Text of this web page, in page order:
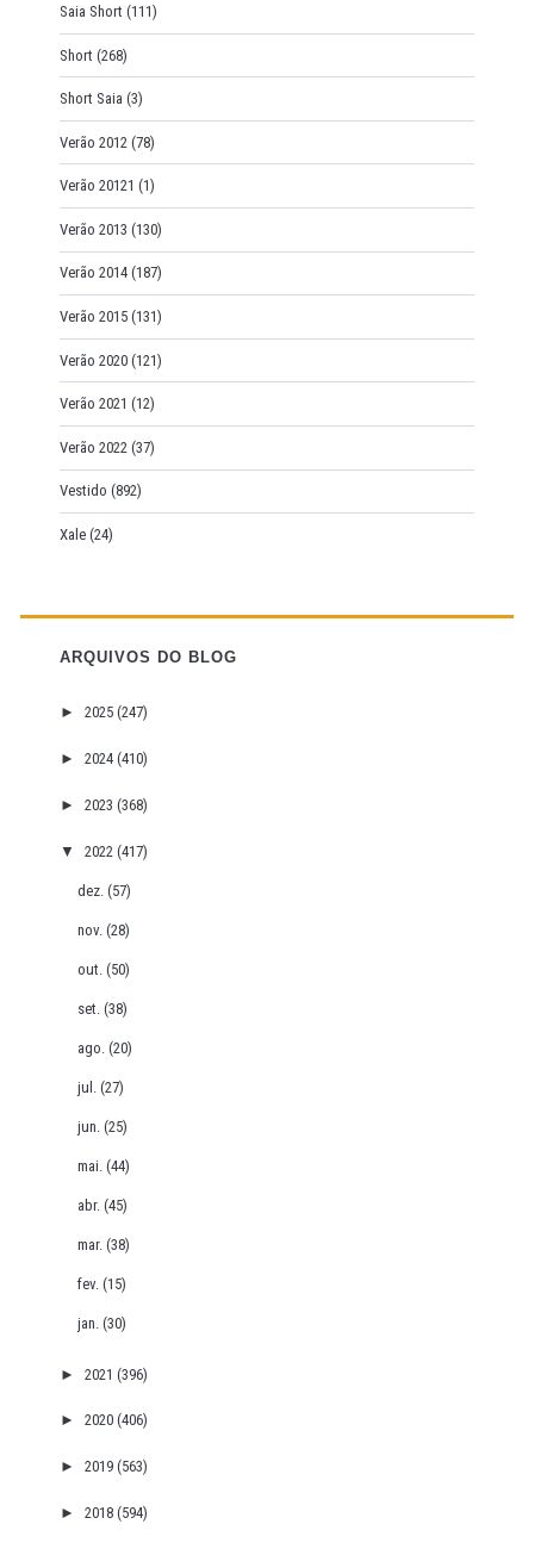
Saia Short (111)
Short (268)
Short Saia (3)
Verão 2012 (78)
Verão 20121 (1)
Verão 2013 (130)
Verão 2014 (187)
Verão 2015 (131)
Verão 2020 (121)
Verão 2021 (12)
Verão 2022 (37)
Vestido (892)
Xale (24)
ARQUIVOS DO BLOG
► 2025 (247)
► 2024 (410)
► 2023 (368)
▼ 2022 (417)
dez.(57)
nov.(28)
out.(50)
set.(38)
ago.(20)
jul.(27)
jun.(25)
mai.(44)
abr.(45)
mar.(38)
fev.(15)
jan.(30)
► 2021 (396)
► 2020 (406)
► 2019 (563)
► 2018 (594)